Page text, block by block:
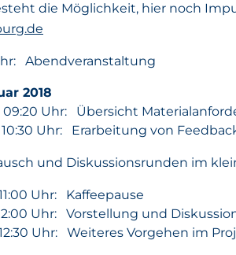
die Möglichkeit, hier noch
Abendveranstaltung
2018
09:20 Uhr: Übersicht
10:30 Uhr: Erarbeitung von
und Diskussionsrunden im
Uhr: Kaffeepause
12:00 Uhr: Vorstellung und
12:30 Uhr: Weiteres Vorgehen im